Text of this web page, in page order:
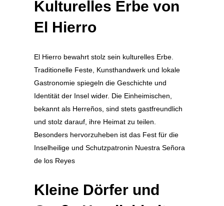
Kulturelles Erbe von
El Hierro
El Hierro bewahrt stolz sein kulturelles Erbe.
Traditionelle Feste, Kunsthandwerk und lokale
Gastronomie spiegeln die Geschichte und
Identität der Insel wider. Die Einheimischen,
bekannt als Herreños, sind stets gastfreundlich
und stolz darauf, ihre Heimat zu teilen.
Besonders hervorzuheben ist das Fest für die
Inselheilige und Schutzpatronin Nuestra Señora
de los Reyes
Kleine Dörfer und